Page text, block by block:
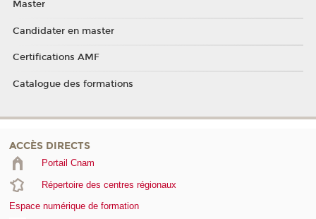
Master
Candidater en master
Certifications AMF
Catalogue des formations
ACCÈS DIRECTS
Portail Cnam
Répertoire des centres régionaux
Espace numérique de formation